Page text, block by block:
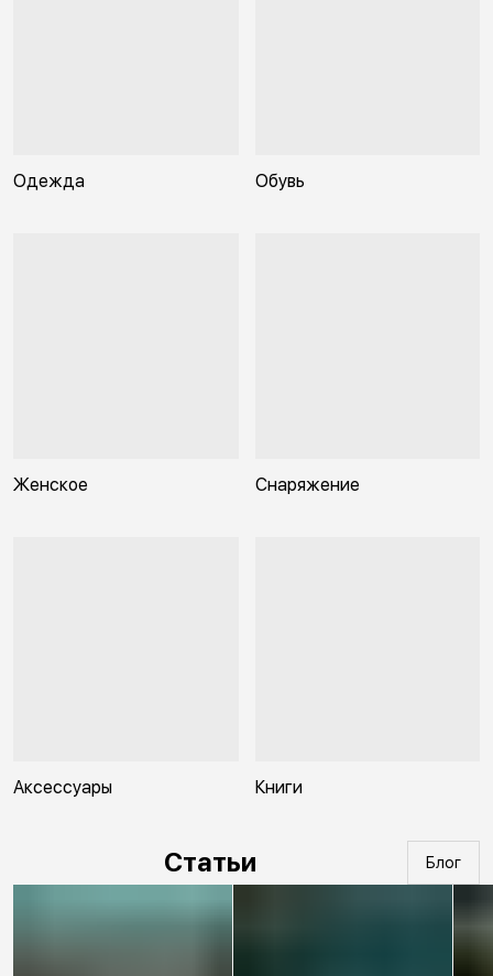
Одежда Обувь
Женское Снаряжение
Аксессуары Книги
Статьи Блог